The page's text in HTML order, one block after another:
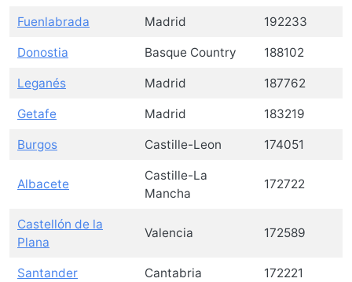
Fuenlabrada Madrid 192233
Donostia Basque Country 188102
Leganés Madrid 187762
Getafe Madrid 183219
Burgos Castille-Leon 174051
Albacete
Castille-La
Mancha
172722
Castellón de la
Plana
Valencia 172589
Santander Cantabria 172221